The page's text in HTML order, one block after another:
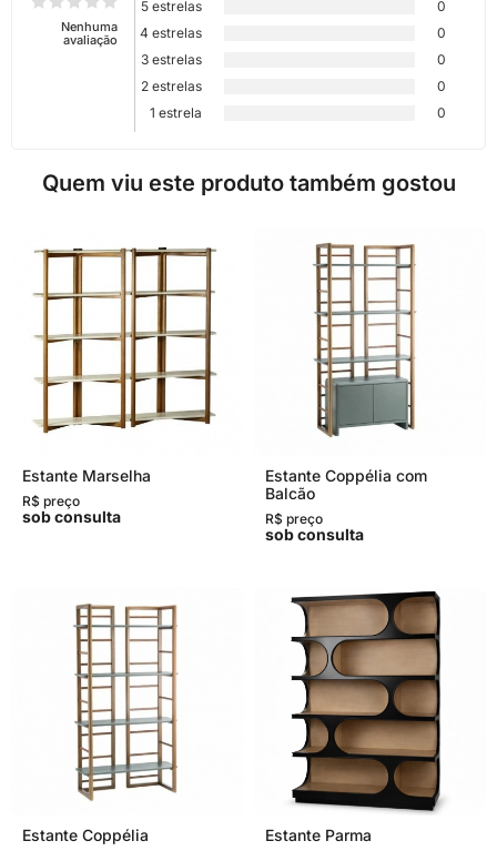
Nenhuma
avaliação
5 estrelas
0
4 estrelas
0
3 estrelas
0
2 estrelas
0
1 estrela
0
Quem viu este produto também gostou
Estante Marselha
R$ preço
sob consulta
Estante Coppélia com
Balcão
R$ preço
sob consulta
Estante Coppélia Estante Parma